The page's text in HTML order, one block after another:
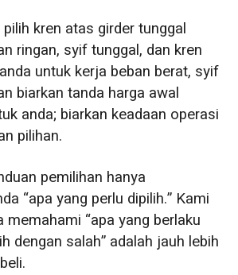
kren atas girder tunggal
ringan, syif tunggal, dan kren
untuk kerja beban berat, syif
biarkan tanda harga awal
anda; biarkan keadaan operasi
pilihan.
pemilihan hanya
“apa yang perlu dipilih.” Kami
memahami “apa yang berlaku
dengan salah” adalah jauh lebih